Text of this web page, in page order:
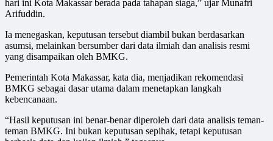
hari ini Kota Makassar berada pada tahapan siaga,” ujar Munafri
Arifuddin.
Ia menegaskan, keputusan tersebut diambil bukan berdasarkan
asumsi, melainkan bersumber dari data ilmiah dan analisis resmi
yang disampaikan oleh BMKG.
Pemerintah Kota Makassar, kata dia, menjadikan rekomendasi
BMKG sebagai dasar utama dalam menetapkan langkah
kebencanaan.
“Hasil keputusan ini benar-benar diperoleh dari data analisis teman-
teman BMKG. Ini bukan keputusan sepihak, tetapi keputusan